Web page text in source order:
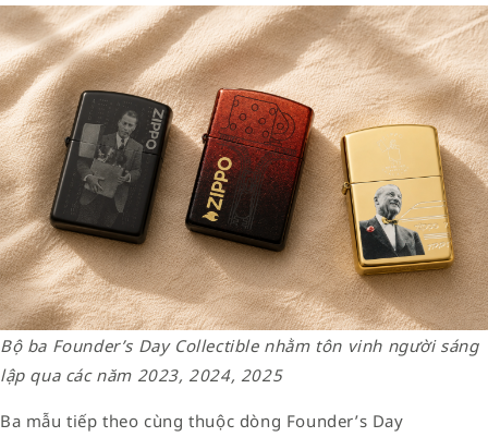
Bộ ba Founder’s Day Collectible nhằm tôn vinh người sáng
lập qua các năm 2023, 2024, 2025
Ba mẫu tiếp theo cùng thuộc dòng Founder’s Day